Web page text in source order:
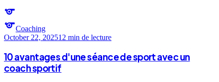
sports
sportsCoaching
October 22, 202512 min de lecture
10 avantages d'une séance de sport avec un
coach sportif